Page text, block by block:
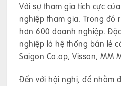
Với sự tham gia tích cực
nghiệp tham gia. Trong đó
hơn 600 doanh nghiệp.
nghiệp là hệ thống bán lẻ
Saigon Co.op, Vissan, MM
Đến với hội nghị, để nhằm